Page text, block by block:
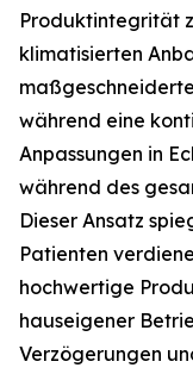
Produktintegrität
klimatisierten
während eine
Anpassungen in
während des
Dieser Ansatz
Patienten
hochwertige
hauseigener
Verzögerungen